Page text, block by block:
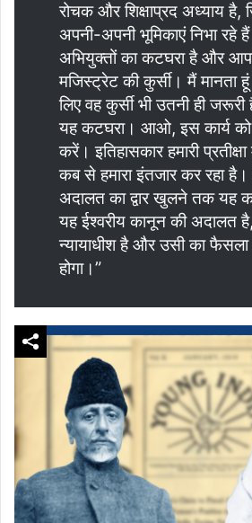
रोचक और शिक्षाप्रद अध्याय है,
अपनी-अपनी भूमिकाएं निभा रहे
अभियुक्तों का कटघरा है और
मजिस्ट्रेट की कुर्सी। मैं मानता
लिए वह कुर्सी भी उतनी ही जरूरी
यह कटघरा। आओ, इस कार्य को
करें। इतिहासकार हमारी
कब से हमारा इंतजार कर रहा
अदालत का द्वार खुलने तक यह
यह ईश्वरीय कानून की अदालत
न्यायाधीश है और उसी का फैसला
होगा।”